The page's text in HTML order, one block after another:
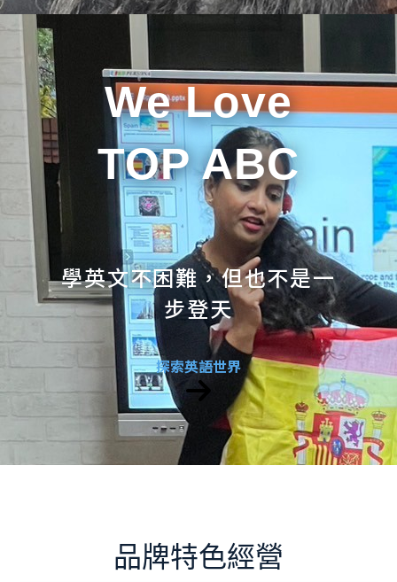
We Love
TOP ABC
學英文不困難，但也不是一
步登天
探索英語世界
品牌特色經營